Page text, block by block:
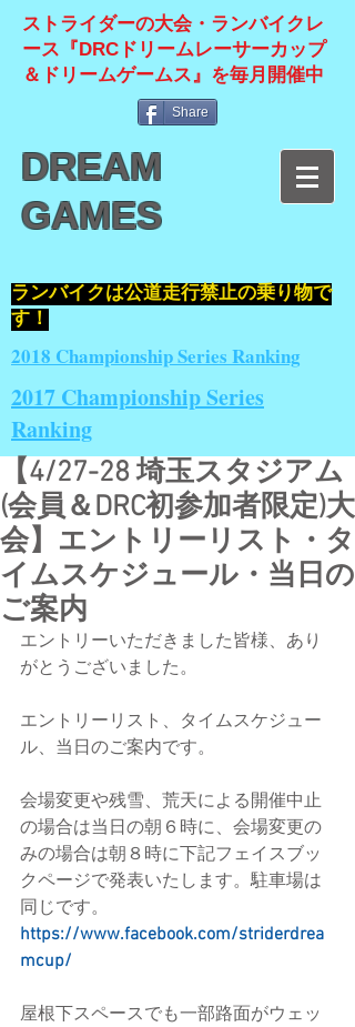
ストライダーの大会・ランバイクレ
ース『DRCドリームレーサーカップ
＆ドリームゲームス』を毎月開催中
Share
DREAM
GAMES
​ランバイクは公道走行禁止の乗り物で
す！
2018 Championship Series Ranking
2017 Championship Series
Ranking
【4/27-28 埼玉スタジアム
(会員＆DRC初参加者限定)大
会】エントリーリスト・タ
イムスケジュール・当日の
ご案内
エントリーいただきました皆様、あり
がとうございました。
エントリーリスト、タイムスケジュー
ル、当日のご案内です。
会場変更や残雪、荒天による開催中止
の場合は当日の朝６時に、会場変更の
みの場合は朝８時に下記フェイスブッ
クページで発表いたします。駐車場は
同じです。
https://www.facebook.com/striderdrea
mcup/
屋根下スペースでも一部路面がウェッ